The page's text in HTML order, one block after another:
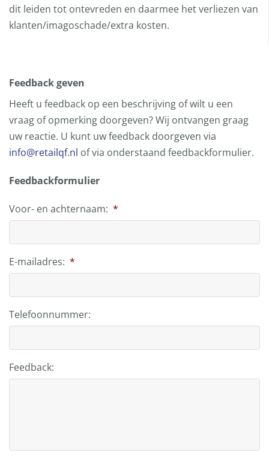
dit leiden tot ontevreden en daarmee het verliezen van
klanten/imagoschade/extra kosten.
Feedback geven
Heeft u feedback op een beschrijving of wilt u een
vraag of opmerking doorgeven? Wij ontvangen graag
uw reactie. U kunt uw feedback doorgeven via
info@retailqf.nl of via onderstaand feedbackformulier.
Feedbackformulier
Voor- en achternaam: *
E-mailadres: *
Telefoonnummer:
Feedback: